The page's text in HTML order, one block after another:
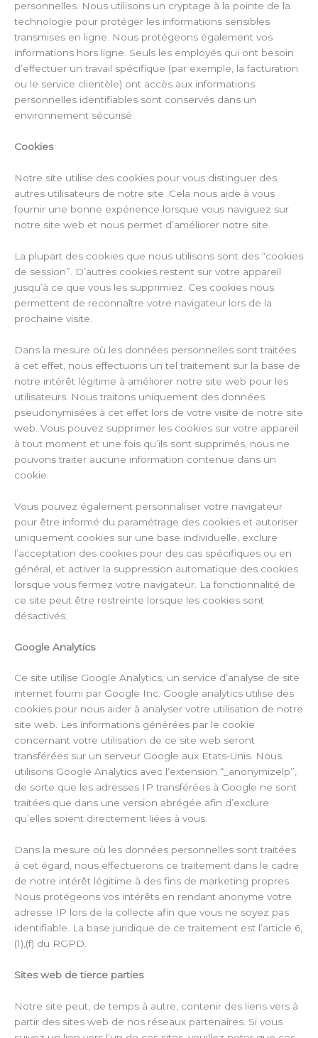
personnelles. Nous utilisons un cryptage à la pointe de la
technologie pour protéger les informations sensibles
transmises en ligne. Nous protégeons également vos
informations hors ligne. Seuls les employés qui ont besoin
d’effectuer un travail spécifique (par exemple, la facturation
ou le service clientèle) ont accès aux informations
personnelles identifiables sont conservés dans un
environnement sécurisé.
Cookies
Notre site utilise des cookies pour vous distinguer des
autres utilisateurs de notre site. Cela nous aide à vous
fournir une bonne expérience lorsque vous naviguez sur
notre site web et nous permet d’améliorer notre site.
La plupart des cookies que nous utilisons sont des “cookies
de session”. D’autres cookies restent sur votre appareil
jusqu’à ce que vous les supprimiez. Ces cookies nous
permettent de reconnaître votre navigateur lors de la
prochaine visite.
Dans la mesure où les données personnelles sont traitées
à cet effet, nous effectuons un tel traitement sur la base de
notre intérêt légitime à améliorer notre site web pour les
utilisateurs. Nous traitons uniquement des données
pseudonymisées à cet effet lors de votre visite de notre site
web. Vous pouvez supprimer les cookies sur votre appareil
à tout moment et une fois qu’ils sont supprimés, nous ne
pouvons traiter aucune information contenue dans un
cookie.
Vous pouvez également personnaliser votre navigateur
pour être informé du paramétrage des cookies et autoriser
uniquement cookies sur une base individuelle, exclure
l’acceptation des cookies pour des cas spécifiques ou en
général, et activer la suppression automatique des cookies
lorsque vous fermez votre navigateur. La fonctionnalité de
ce site peut être restreinte lorsque les cookies sont
désactivés.
Google Analytics
Ce site utilise Google Analytics, un service d’analyse de site
internet fourni par Google Inc. Google analytics utilise des
cookies pour nous aider à analyser votre utilisation de notre
site web. Les informations générées par le cookie
concernant votre utilisation de ce site web seront
transférées sur un serveur Google aux Etats-Unis. Nous
utilisons Google Analytics avec l’extension “_anonymizelp”,
de sorte que les adresses IP transférées à Google ne sont
traitées que dans une version abrégée afin d’exclure
qu’elles soient directement liées à vous.
Dans la mesure où les données personnelles sont traitées
à cet égard, nous effectuerons ce traitement dans le cadre
de notre intérêt légitime à des fins de marketing propres.
Nous protégeons vos intérêts en rendant anonyme votre
adresse IP lors de la collecte afin que vous ne soyez pas
identifiable. La base juridique de ce traitement est l’article 6,
(1),(f) du RGPD.
Sites web de tierce parties
Notre site peut, de temps à autre, contenir des liens vers à
partir des sites web de nos réseaux partenaires. Si vous